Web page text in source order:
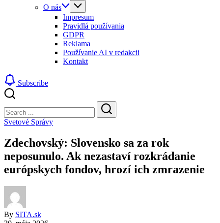
O nás
Impresum
Pravidlá používania
GDPR
Reklama
Používanie AI v redakcii
Kontakt
Subscribe
Search
Search
Svetové Správy
Zdechovský: Slovensko sa za rok
neposunulo. Ak nezastaví rozkrádanie
európskych fondov, hrozí ich zmrazenie
By SITA.sk